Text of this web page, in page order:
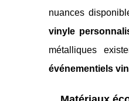
nuances
vinyle
métalliques
événementiels